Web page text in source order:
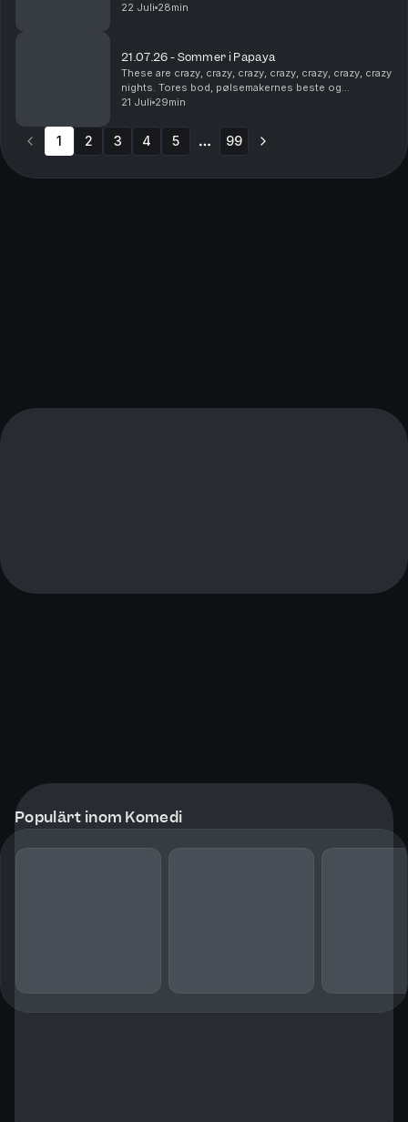
med høydepunkter fra sesongen som gikk.
22 Juli 28min
21.07.26 - Sommer i Papaya
These are crazy, crazy, crazy, crazy, crazy, crazy, crazy
nights. Tores bod, pølsemakernes beste og
livreddende førstehjelp. Snakkes!
21 Juli 29min
1 2 3 4 5 99
Populärt inom Komedi